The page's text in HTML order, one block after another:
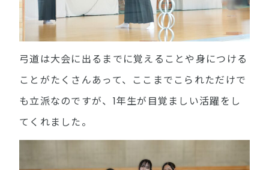
弓道は大会に出るまでに覚えることや身につける
ことがたくさんあって、ここまでこられただけで
も立派なのですが、1年生が目覚ましい活躍をし
てくれました。